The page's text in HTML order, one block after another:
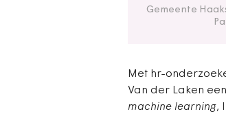
Gemeente
Met hr-
Van der Laken
machine learning,